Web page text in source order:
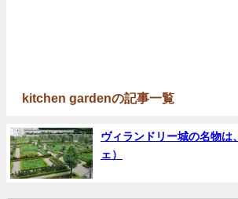
kitchen gardenの記事一覧
ヴィランドリー城の名物は
ェ）